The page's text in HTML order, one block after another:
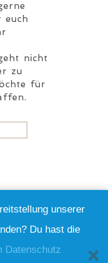
euch
nicht
zu
für
unserer
Du hast die
Datenschutz